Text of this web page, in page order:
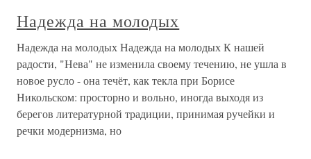
Надежда на молодых
Надежда на молодых Надежда на молодых К нашей
радости, "Нева" не изменила своему течению, не ушла в
новое русло - она течёт, как текла при Борисе
Никольском: просторно и вольно, иногда выходя из
берегов литературной традиции, принимая ручейки и
речки модернизма, но